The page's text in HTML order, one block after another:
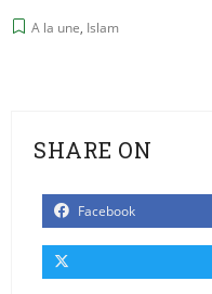
A la une, Islam
SHARE ON
Facebook